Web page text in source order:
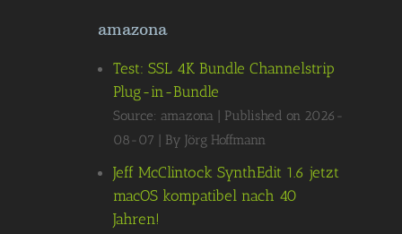
amazona
Test: SSL 4K Bundle Channelstrip
Plug-in-Bundle
Source: amazona
Published on 2026-
08-07
By Jörg Hoffmann
Jeff McClintock SynthEdit 1.6 jetzt
macOS kompatibel nach 40
Jahren!